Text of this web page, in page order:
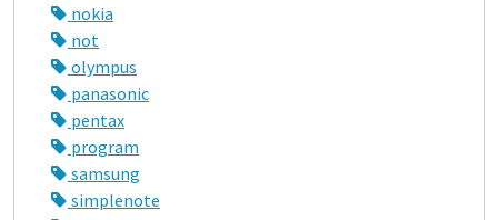
nokia
not
olympus
panasonic
pentax
program
samsung
simplenote